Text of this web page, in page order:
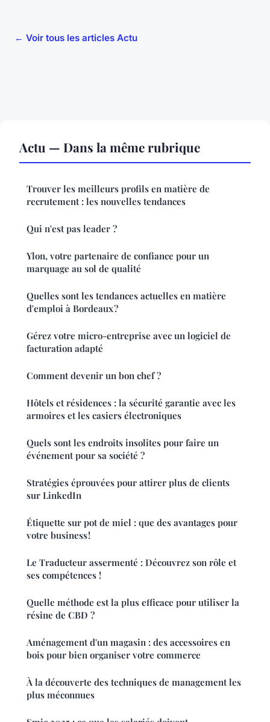
← Voir tous les articles Actu
Actu — Dans la même rubrique
Trouver les meilleurs profils en matière de
recrutement : les nouvelles tendances
Qui n'est pas leader ?
Ylon, votre partenaire de confiance pour un
marquage au sol de qualité
Quelles sont les tendances actuelles en matière
d'emploi à Bordeaux ?
Gérez votre micro-entreprise avec un logiciel de
facturation adapté
Comment devenir un bon chef ?
Hôtels et résidences : la sécurité garantie avec les
armoires et les casiers électroniques
Quels sont les endroits insolites pour faire un
événement pour sa société ?
Stratégies éprouvées pour attirer plus de clients
sur LinkedIn
Étiquette sur pot de miel : que des avantages pour
votre business !
Le Traducteur assermenté : Découvrez son rôle et
ses compétences !
Quelle méthode est la plus efficace pour utiliser la
résine de CBD ?
Aménagement d'un magasin : des accessoires en
bois pour bien organiser votre commerce
À la découverte des techniques de management les
plus méconnues